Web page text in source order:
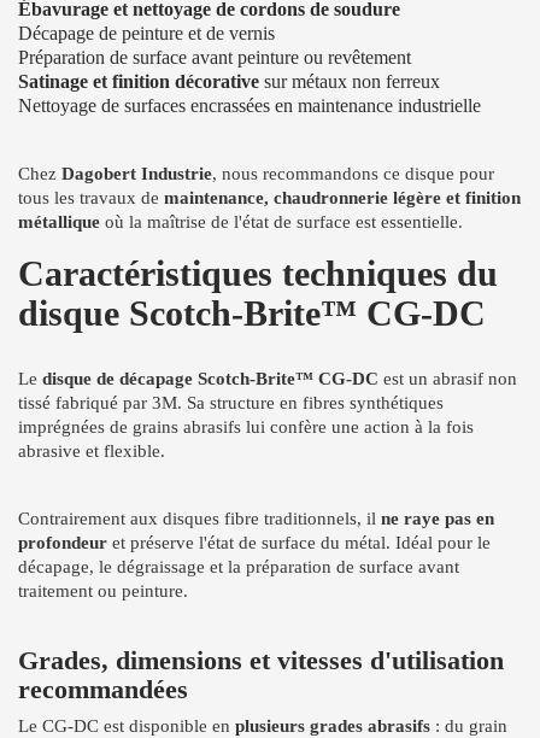
Ébavurage et nettoyage de cordons de soudure
Décapage de peinture et de vernis
Préparation de surface avant peinture ou revêtement
Satinage et finition décorative sur métaux non ferreux
Nettoyage de surfaces encrassées en maintenance industrielle
Chez Dagobert Industrie, nous recommandons ce disque pour
tous les travaux de maintenance, chaudronnerie légère et finition
métallique où la maîtrise de l'état de surface est essentielle.
Caractéristiques techniques du
disque Scotch-Brite™ CG-DC
Le disque de décapage Scotch-Brite™ CG-DC est un abrasif non
tissé fabriqué par 3M. Sa structure en fibres synthétiques
imprégnées de grains abrasifs lui confère une action à la fois
abrasive et flexible.
Contrairement aux disques fibre traditionnels, il ne raye pas en
profondeur et préserve l'état de surface du métal. Idéal pour le
décapage, le dégraissage et la préparation de surface avant
traitement ou peinture.
Grades, dimensions et vitesses d'utilisation
recommandées
Le CG-DC est disponible en plusieurs grades abrasifs : du grain